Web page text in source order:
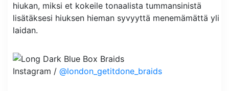
hiukan, miksi et kokeile tonaalista tummansinistä
lisätäksesi hiuksen hieman syvyyttä menemämättä yli
laidan.
Instagram / @london_getitdone_braids